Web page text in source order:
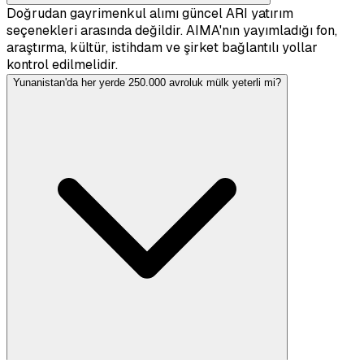
Doğrudan gayrimenkul alımı güncel ARI yatırım
seçenekleri arasında değildir. AIMA'nın yayımladığı fon,
araştırma, kültür, istihdam ve şirket bağlantılı yollar
kontrol edilmelidir.
Yunanistan'da her yerde 250.000 avroluk mülk yeterli mi?